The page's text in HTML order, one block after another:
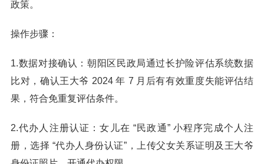
政策。
操作步骤：
1.数据对接确认：朝阳区民政局通过长护险评估系统数据
比对，确认王大爷 2024 年 7 月后有有效重度失能评估结
果，符合免重复评估条件。
2.代办人注册认证：女儿在 “民政通” 小程序完成个人注
册，选择 “代办人身份认证”，上传父女关系证明及王大爷